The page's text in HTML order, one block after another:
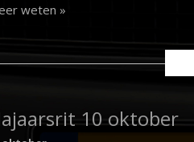
weten »
10 oktober